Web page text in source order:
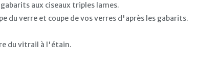
aux ciseaux triples lames.
du verre et coupe de vos verres d'après les gabarits.
du vitrail à l'étain.